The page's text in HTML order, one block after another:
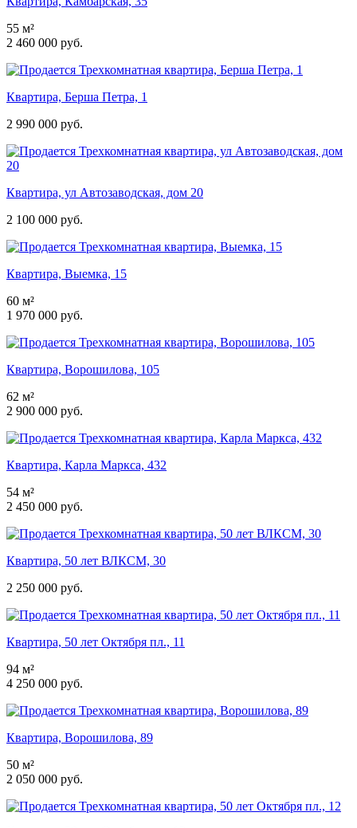
55 м²
2 460 000 руб.
Квартира, Берша Петра, 1
2 990 000 руб.
Квартира, ул Автозаводская, дом 20
2 100 000 руб.
Квартира, Выемка, 15
60 м²
1 970 000 руб.
Квартира, Ворошилова, 105
62 м²
2 900 000 руб.
Квартира, Карла Маркса, 432
54 м²
2 450 000 руб.
Квартира, 50 лет ВЛКСМ, 30
2 250 000 руб.
Квартира, 50 лет Октября пл., 11
94 м²
4 250 000 руб.
Квартира, Ворошилова, 89
50 м²
2 050 000 руб.